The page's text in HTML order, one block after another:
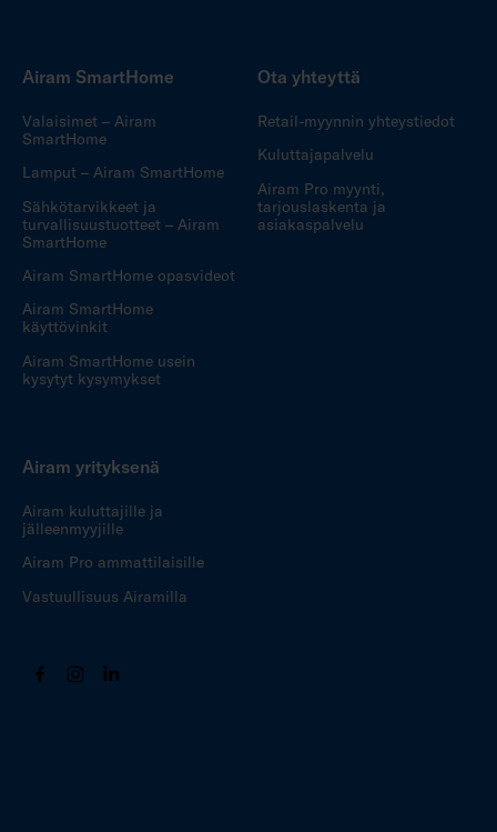
Airam SmartHome
Valaisimet – Airam
SmartHome
Lamput – Airam SmartHome
Sähkötarvikkeet ja
turvallisuustuotteet – Airam
SmartHome
Airam SmartHome opasvideot
Airam SmartHome
käyttövinkit
Airam SmartHome usein
kysytyt kysymykset
Ota yhteyttä
Retail-myynnin yhteystiedot
Kuluttajapalvelu
Airam Pro myynti,
tarjouslaskenta ja
asiakaspalvelu
Airam yrityksenä
Airam kuluttajille ja
jälleenmyyjille
Airam Pro ammattilaisille
Vastuullisuus Airamilla